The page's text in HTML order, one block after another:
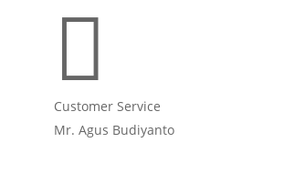

Customer Service
Mr. Agus Budiyanto